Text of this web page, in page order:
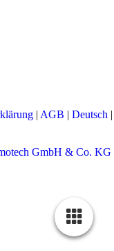
| AGB | Deutsch |
GmbH & Co. KG